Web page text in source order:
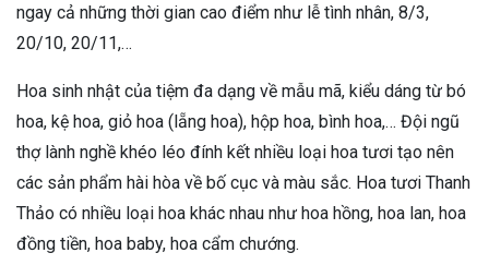
ngay cả những thời gian cao điểm như lễ tình nhân, 8/3,
20/10, 20/11,…
Hoa sinh nhật của tiệm đa dạng về mẫu mã, kiểu dáng từ bó
hoa, kệ hoa, giỏ hoa (lẵng hoa), hộp hoa, bình hoa,… Đội ngũ
thợ lành nghề khéo léo đính kết nhiều loại hoa tươi tạo nên
các sản phẩm hài hòa về bố cục và màu sắc. Hoa tươi Thanh
Thảo có nhiều loại hoa khác nhau như hoa hồng, hoa lan, hoa
đồng tiền, hoa baby, hoa cẩm chướng.